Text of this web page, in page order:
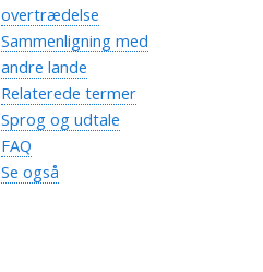
overtrædelse
Sammenligning med
andre lande
Relaterede termer
Sprog og udtale
FAQ
Se også